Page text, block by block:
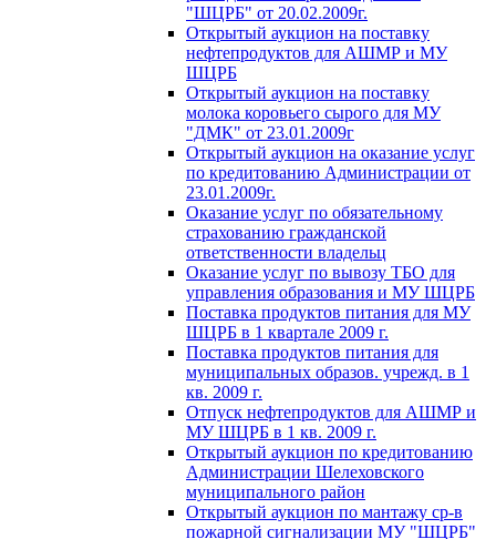
"ШЦРБ" от 20.02.2009г.
Открытый аукцион на поставку
нефтепродуктов для АШМР и МУ
ШЦРБ
Открытый аукцион на поставку
молока коровьего сырого для МУ
"ДМК" от 23.01.2009г
Открытый аукцион на оказание услуг
по кредитованию Администрации от
23.01.2009г.
Оказание услуг по обязательному
страхованию гражданской
ответственности владельц
Оказание услуг по вывозу ТБО для
управления образования и МУ ШЦРБ
Поставка продуктов питания для МУ
ШЦРБ в 1 квартале 2009 г.
Поставка продуктов питания для
муниципальных образов. учрежд. в 1
кв. 2009 г.
Отпуск нефтепродуктов для АШМР и
МУ ШЦРБ в 1 кв. 2009 г.
Открытый аукцион по кредитованию
Администрации Шелеховского
муниципального район
Открытый аукцион по мантажу ср-в
пожарной сигнализации МУ "ШЦРБ"